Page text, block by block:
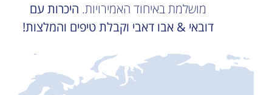
מושלמת באיחוד האמירויות. היכרות עם
דובאי & אבו דאבי וקבלת טיפים והמלצות!